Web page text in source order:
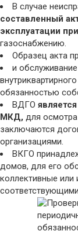
В случае
составленный
эксплуатации
газоснабжению.
Образец акта
и
обязанностью
ВДГО
МКД, для
заключаются
организациями.
ВКГО
домов, для его
коллективные